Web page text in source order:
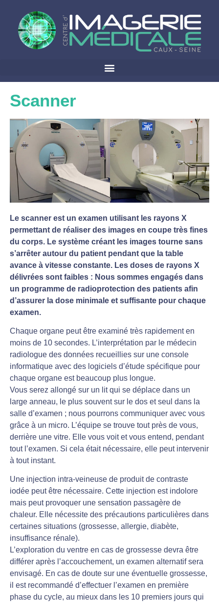
Scanner
Le scanner est un examen utilisant les rayons X
permettant de réaliser des images en coupe très fines
du corps. Le système créant les images tourne sans
s’arrêter autour du patient pendant que la table
avance à vitesse constante. Les doses de rayons X
délivrées sont faibles : Nous sommes engagés dans
un programme de radioprotection des patients afin
d’assurer la dose minimale et suffisante pour chaque
examen.
Chaque organe peut être examiné très rapidement en
moins de 10 secondes. L’interprétation par le médecin
radiologue des données recueillies sur une console
informatique avec des logiciels d’étude spécifique pour
chaque organe est beaucoup plus longue.
Vous serez allongé sur un lit qui se déplace dans un
large anneau, le plus souvent sur le dos et seul dans la
salle d’examen ; nous pourrons communiquer avec vous
grâce à un micro. L’équipe se trouve tout près de vous,
derrière une vitre. Elle vous voit et vous entend, pendant
tout l’examen. Si cela était nécessaire, elle peut intervenir
à tout instant.
Une injection intra-veineuse de produit de contraste
iodée peut être nécessaire. Cette injection est indolore
mais peut provoquer une sensation passagère de
chaleur. Elle nécessite des précautions particulières dans
certaines situations (grossesse, allergie, diabète,
insuffisance rénale).
L’exploration du ventre en cas de grossesse devra être
différer après l’accouchement, un examen alternatif sera
envisagé. En cas de doute sur une éventuelle grossesse,
il est recommandé d’effectuer l’examen en première
phase du cycle, au mieux dans les 10 premiers jours qui